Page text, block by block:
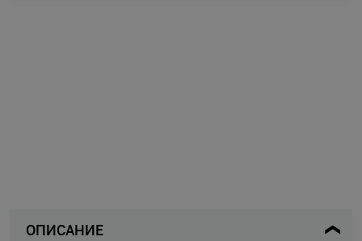
ОПИСАНИЕ